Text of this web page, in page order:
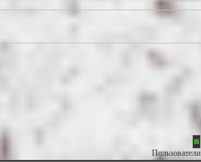
Пользователи